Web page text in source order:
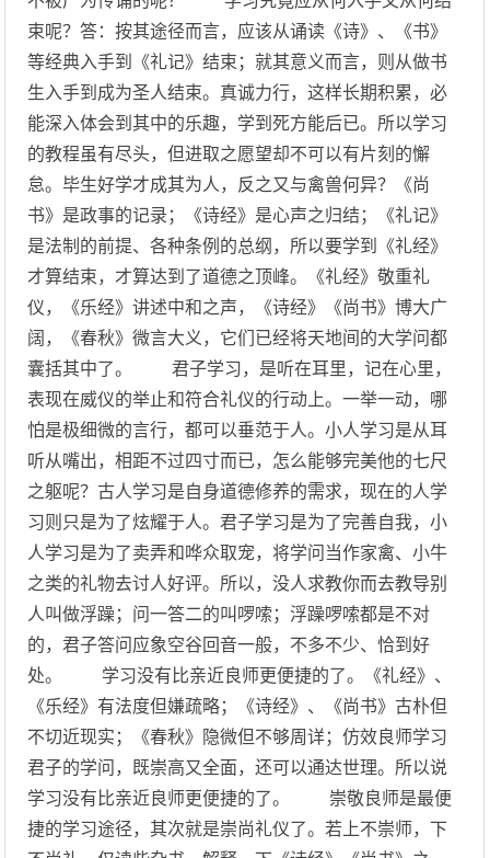
束呢？答：按其途径而言，应该从诵读《诗》、《书》
等经典入手到《礼记》结束；就其意义而言，则从做书
生入手到成为圣人结束。真诚力行，这样长期积累，必
能深入体会到其中的乐趣，学到死方能后已。所以学习
的教程虽有尽头，但进取之愿望却不可以有片刻的懈
怠。毕生好学才成其为人，反之又与禽兽何异？《尚
书》是政事的记录；《诗经》是心声之归结；《礼记》
是法制的前提、各种条例的总纲，所以要学到《礼经》
才算结束，才算达到了道德之顶峰。《礼经》敬重礼
仪，《乐经》讲述中和之声，《诗经》《尚书》博大广
阔，《春秋》微言大义，它们已经将天地间的大学问都
囊括其中了。 君子学习，是听在耳里，记在心里，
表现在威仪的举止和符合礼仪的行动上。一举一动，哪
怕是极细微的言行，都可以垂范于人。小人学习是从耳
听从嘴出，相距不过四寸而已，怎么能够完美他的七尺
之躯呢？古人学习是自身道德修养的需求，现在的人学
习则只是为了炫耀于人。君子学习是为了完善自我，小
人学习是为了卖弄和哗众取宠，将学问当作家禽、小牛
之类的礼物去讨人好评。所以，没人求教你而去教导别
人叫做浮躁；问一答二的叫啰嗦；浮躁啰嗦都是不对
的，君子答问应象空谷回音一般，不多不少、恰到好
处。 学习没有比亲近良师更便捷的了。《礼经》、
《乐经》有法度但嫌疏略；《诗经》、《尚书》古朴但
不切近现实；《春秋》隐微但不够周详；仿效良师学习
君子的学问，既崇高又全面，还可以通达世理。所以说
学习没有比亲近良师更便捷的了。 崇敬良师是最便
捷的学习途径，其次就是崇尚礼仪了。若上不崇师，下